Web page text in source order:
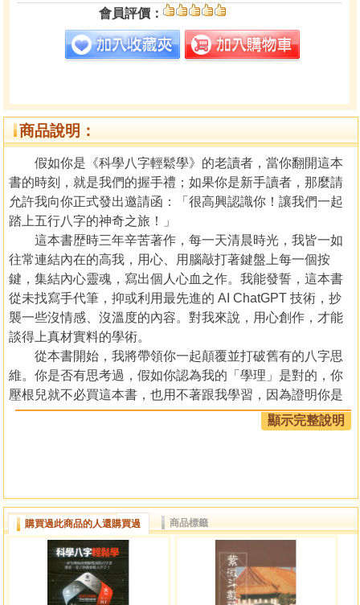
會員評價：
商品說明：
假如你是《科學八字輕鬆學》的老讀者，當你翻開這本
書的時刻，就是我們的握手禮；如果你是新手讀者，那麼請
允許我向你正式發出邀請函：「很高興認識你！讓我們一起
踏上五行八字的神奇之旅！」
這本書歴時三年辛苦著作，每一天清晨時光，我皆一如
往常連結內在的高我，用心、用腦敲打著鍵盤上每一個按
鍵，集結內心靈魂，寫出個人心血之作。我能發誓，這本書
從未找寫手代筆，抑或利用最先進的 AI ChatGPT 技術，抄
襲一些沒情感、沒溫度的內容。對我來說，用心創作，才能
談得上真材實料的學術。
從本書開始，我將帶領你一起顛覆並打破舊有的八字思
維。你是否有思考過，假如你認為我的「學理」是對的，你
壓根兒就不必買這本書，也用不著跟我學習，因為證明你是
懂的；但是，假如你認為我不對的那個部分，是我有而你沒
有，恰恰是你最需要跟我學習的。記住這句話 :「你所排斥
五行八字，猶如數學之邏輯，一道問題有許多種解法，
千變萬化且條條道路通羅馬，只要思維和答案正確，客戶能
夠認同你，無論用什麼學理推論，均可被大眾接受。
換句話說，無論您師承何派，只要願意下苦功，媳婦終
將熬成婆。小嬰兒如果沒有跌倒過，就永遠學不會走路；如
顯示完整說明
購買過此商品的人還購買過 商品標籤